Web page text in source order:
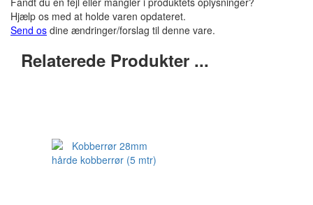
Hjælp os med at holde varen opdateret.
Send os dine ændringer/forslag til denne vare.
Relaterede Produkter ...